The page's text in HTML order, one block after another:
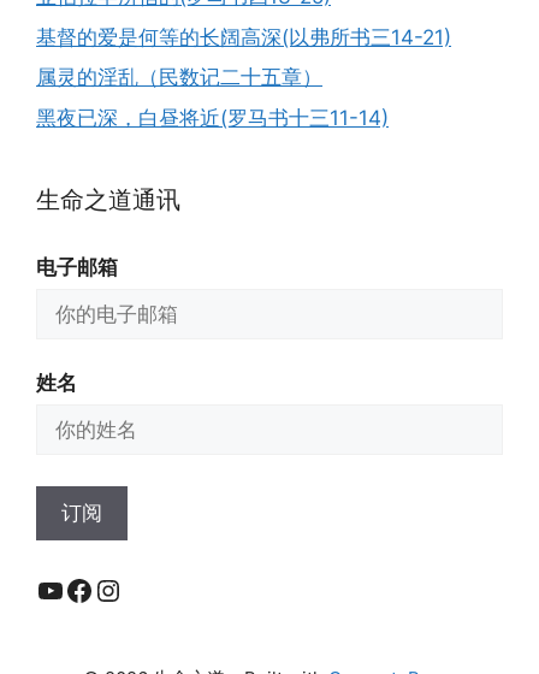
基督的爱是何等的长阔高深(以弗所书三14-21)
属灵的淫乱（民数记二十五章）
黑夜已深，白昼将近(罗马书十三11-14)
生命之道通讯
电子邮箱
姓名
YouTube
Facebook
Instagram